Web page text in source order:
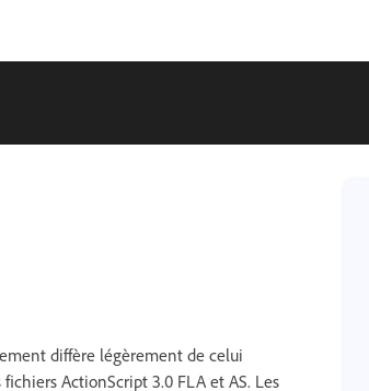
diffère légèrement de celui
ActionScript 3.0 FLA et AS. Les